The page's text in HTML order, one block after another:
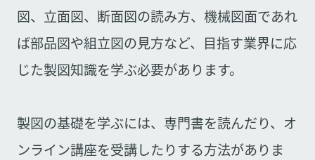
図、立面図、断面図の読み方、機械図面であれ
ば部品図や組立図の見方など、目指す業界に応
じた製図知識を学ぶ必要があります。
製図の基礎を学ぶには、専門書を読んだり、オ
ンライン講座を受講したりする方法がありま